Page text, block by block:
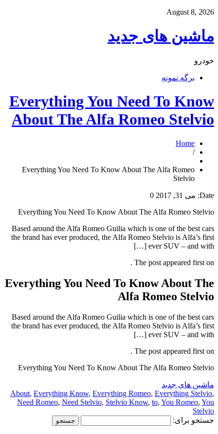
August 8, 2026
ماشین های جدید
خودرو
برگه نمونه
Everything You Need To Know
About The Alfa Romeo Stelvio
Home
/
Everything You Need To Know About The Alfa Romeo
Stelvio
Date: می 31, 2017
0
Everything You Need To Know About The Alfa Romeo Stelvio
Based around the Alfa Romeo Guilia which is one of the best cars
the brand has ever produced, the Alfa Romeo Stelvio is Alfa’s first
ever SUV – and with […]
The post appeared first on .
Everything You Need To Know About The
Alfa Romeo Stelvio
Based around the Alfa Romeo Guilia which is one of the best cars
the brand has ever produced, the Alfa Romeo Stelvio is Alfa’s first
ever SUV – and with […]
The post appeared first on .
Everything You Need To Know About The Alfa Romeo Stelvio
ماشین های جدید
About, Everything Know, Everything Romeo, Everything Stelvio,
Need Romeo, Need Stelvio, Stelvio Know, to, You Romeo, You
Stelvio
جستجو برای: